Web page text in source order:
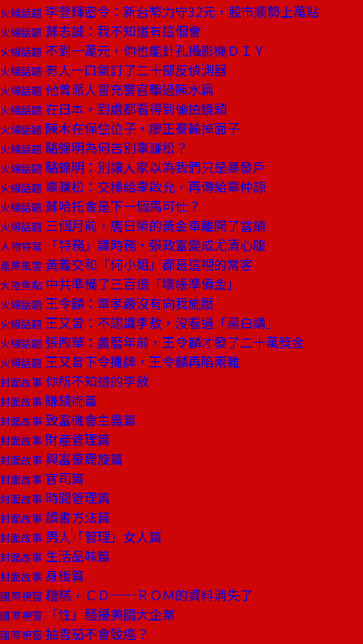
火線話題 李登輝密令：新台幣力守32元，股市順勢上萬點
火線話題 蘇志誠：我不知道有這個會
火線話題 不到一萬元，你也能針孔攝影機ＤＩＹ
火線話題 有人一口氣訂了二十部反偵測器
火線話題 他曾派人冒充警官騙過陳水扁
火線話題 在日本，到處都看得到偷拍鏡頭
火線話題 陳木在保住位子，廖正豪輸掉面子
火線話題 駱錦明為何告別辜濂松？
火線話題 駱錦明：別讓人家以為我們只是暴發戶
火線話題 辜濂松：交棒給辜啟允，再傳給辜仲諒
火線話題 蘇哈托會是下一個馬可仕？
火線話題 三個月前，唐日榮的黃金車離開了當鋪
人物特寫 「特務」識時務，張政富變成尤清心腹
產業風雲 黃義交和「何小姐」都是這裡的常客
大陸焦點 中共準備了三百億「壞帳準備金」
火線話題 王令麟：章孝嚴沒有向我施壓
火線話題 王又曾：不認識李敖，沒看過「黑白講」
火線話題 張煦華：農曆年前，王令麟才發了二十萬獎金
火線話題 王又曾下令攤牌，王令麟再陷兩難
封面故事 你所不知道的李敖
封面故事 賺錢術篇
封面故事 致富機會主義篇
封面故事 財產管理篇
封面故事 與富豪周旋篇
封面故事 官司篇
封面故事 時間管理篇
封面故事 讀書方法篇
封面故事 男人「管理」女人篇
封面故事 生活品味篇
封面故事 身後篇
國際視窗 糟糕，ＣＤ──ＲＯＭ的資料消失了
國際視窗 「性」騷擾美國大企業
國際視窗 抽雪茄不會致癌？